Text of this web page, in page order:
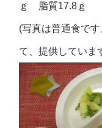
ｇ 脂質17.8ｇ
(写真は普通食で
て、提供していま